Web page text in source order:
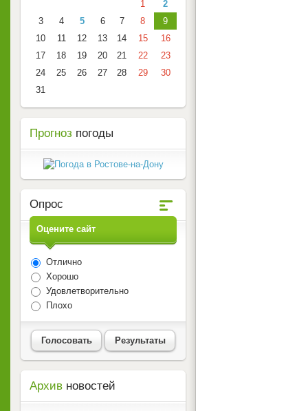
1
2
3
4 5 6 7 8
9
10
11 12 13 14 15
16
17
18 19 20 21 22
23
24
25 26 27 28 29
30
31
Прогноз погоды
Опрос
Оцените сайт
Отлично
Хорошо
Удовлетворительно
Плохо
Голосовать Результаты
Архив новостей